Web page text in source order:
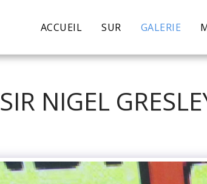
ACCUEIL SUR GALERIE
SIR NIGEL